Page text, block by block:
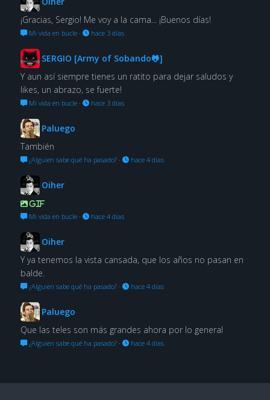
¡Gracias, Sergio! Me voy a la cama... ¡Buenos días!
Mi vida en bucle· hace 3 días
SERGIO [Army of Sobando🐸]
Y aun así siempre tienes un ratito para dejar saludos y
likes, un abrazo, se fuerte!
Mi vida en bucle· hace 3 días
Paluego
También
¿Alguien sabe qué ha pasado?· hace 4 días
Oiher
GIF
Mi vida en bucle· hace 4 días
Oiher
Y ya tenemos la vista cansada, que los años no pasan en
balde.
¿Alguien sabe qué ha pasado?· hace 4 días
Paluego
Que las teles son más grandes ahora por lo general
¿Alguien sabe qué ha pasado?· hace 4 días